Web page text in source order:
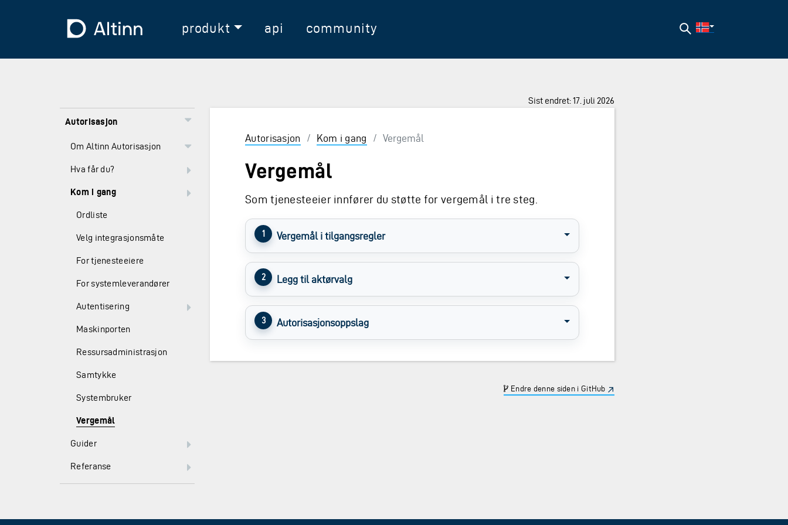
Til forsidenprodukt api community Søk
Sist endret: 17. juli 2026
Autorisasjon
Om Altinn Autorisasjon
Hva får du?
Kom i gang
Ordliste
Velg integrasjonsmåte
For tjenesteeiere
For systemleverandører
Autentisering
Maskinporten
Ressursadministrasjon
Samtykke
Systembruker
Vergemål
Guider
Referanse
Autorisasjon / Kom i gang / Vergemål
Vergemål
Som tjenesteeier innfører du støtte for vergemål i tre steg.
Vergemål i tilgangsregler
Legg til aktørvalg
Autorisasjonsoppslag
Endre denne siden i GitHub